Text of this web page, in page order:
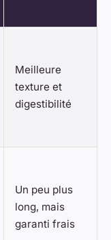
Meilleure
texture et
digestibilité
Un peu plus
long, mais
garanti frais